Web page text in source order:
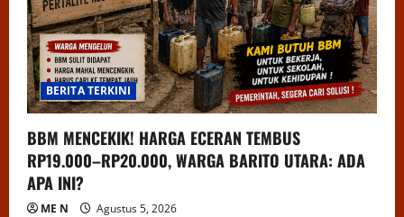
BERITA TERKINI
BBM MENCEKIK! HARGA ECERAN TEMBUS
RP19.000–RP20.000, WARGA BARITO UTARA: ADA
APA INI?
ME N Agustus 5, 2026